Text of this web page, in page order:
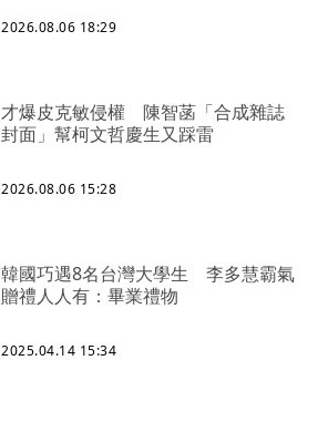
2026.08.06 18:29
才爆皮克敏侵權 陳智菡「合成雜誌
封面」幫柯文哲慶生又踩雷
2026.08.06 15:28
韓國巧遇8名台灣大學生 李多慧霸氣
贈禮人人有：畢業禮物
2025.04.14 15:34